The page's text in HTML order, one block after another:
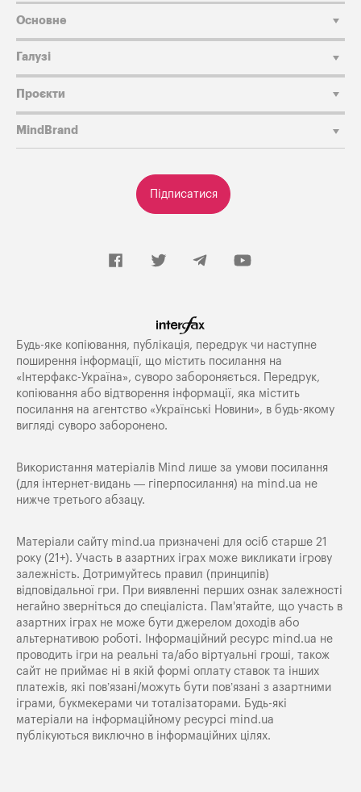
Підписатися
Основне
Галузі
Проєкти
MindBrand
Будь-яке копiювання, публiкацiя, передрук чи наступне
поширення iнформацiї, що мiстить посилання на
«Iнтерфакс-Україна», суворо забороняється. Передрук,
копіювання або відтворення інформації, яка містить
посилання на агентство «Українські Новини», в будь-якому
вигляді суворо заборонено.
Використання матеріалів Mind лише за умови посилання
(для інтернет-видань — гіперпосилання) на mind.ua не
нижче третього абзацу.
Матеріали сайту mind.ua призначені для осіб старше 21
року (21+). Участь в азартних іграх може викликати ігрову
залежність. Дотримуйтесь правил (принципів)
відповідальної гри. При виявленні перших ознак залежності
негайно зверніться до спеціаліста. Пам'ятайте, що участь в
азартних іграх не може бути джерелом доходів або
альтернативою роботі. Інформаційний ресурс mind.ua не
проводить ігри на реальні та/або віртуальні гроші, також
сайт не приймає ні в якій формі оплату ставок та інших
платежів, які пов’язані/можуть бути пов’язані з азартними
іграми, букмекерами чи тоталізаторами. Будь-які
матеріали на інформаційному ресурсі mind.ua
публікуються виключно в інформаційних цілях.